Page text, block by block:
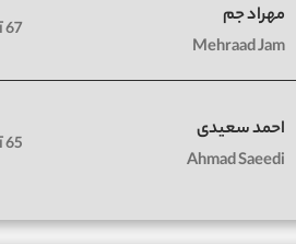
مهراد جم
Mehraad Jam
67 آهنگ
احمد سعیدی
Ahmad Saeedi
65 آهنگ